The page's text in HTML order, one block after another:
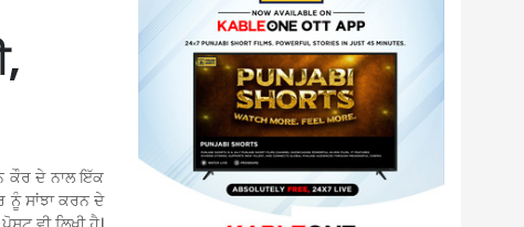
ਕੌਰ ਦੇ ਨਾਲ ਇੱਕ
ਨੂੰ ਸਾਂਝਾ ਕਰਨ ਦੇ